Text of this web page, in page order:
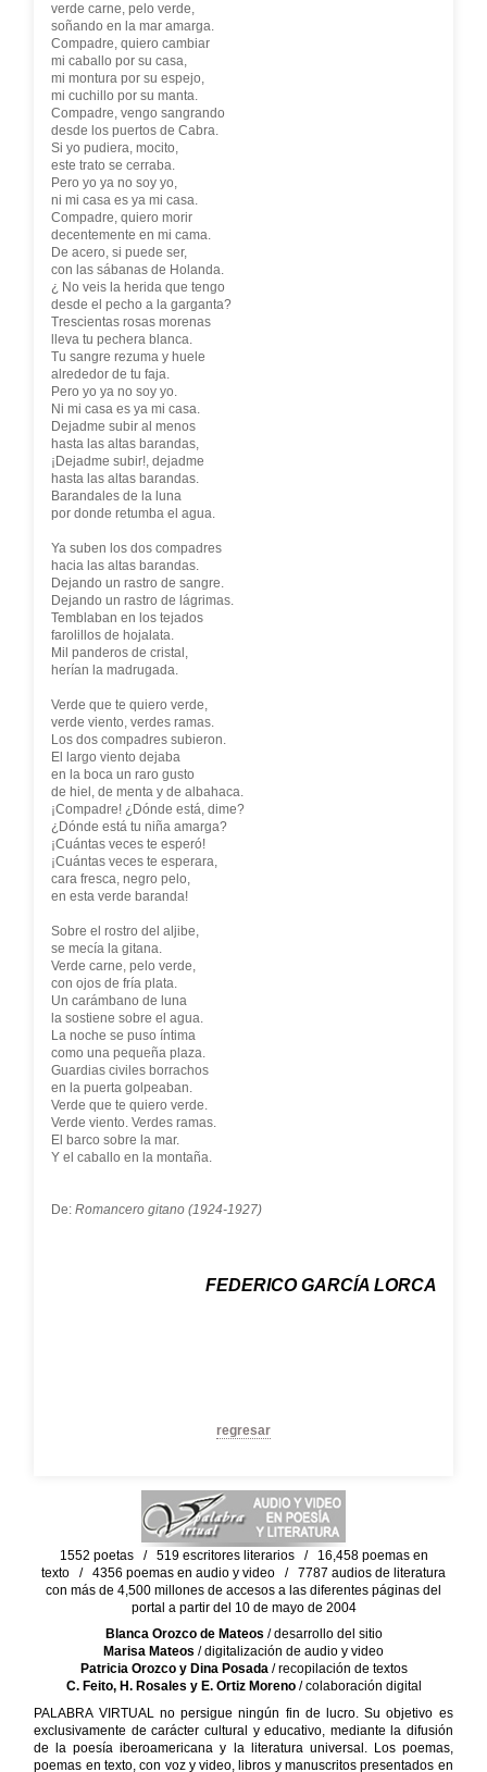
verde carne, pelo verde,
soñando en la mar amarga.
Compadre, quiero cambiar
mi caballo por su casa,
mi montura por su espejo,
mi cuchillo por su manta.
Compadre, vengo sangrando
desde los puertos de Cabra.
Si yo pudiera, mocito,
este trato se cerraba.
Pero yo ya no soy yo,
ni mi casa es ya mi casa.
Compadre, quiero morir
decentemente en mi cama.
De acero, si puede ser,
con las sábanas de Holanda.
¿ No veis la herida que tengo
desde el pecho a la garganta?
Trescientas rosas morenas
lleva tu pechera blanca.
Tu sangre rezuma y huele
alrededor de tu faja.
Pero yo ya no soy yo.
Ni mi casa es ya mi casa.
Dejadme subir al menos
hasta las altas barandas,
¡Dejadme subir!, dejadme
hasta las altas barandas.
Barandales de la luna
por donde retumba el agua.
Ya suben los dos compadres
hacia las altas barandas.
Dejando un rastro de sangre.
Dejando un rastro de lágrimas.
Temblaban en los tejados
farolillos de hojalata.
Mil panderos de cristal,
herían la madrugada.
Verde que te quiero verde,
verde viento, verdes ramas.
Los dos compadres subieron.
El largo viento dejaba
en la boca un raro gusto
de hiel, de menta y de albahaca.
¡Compadre! ¿Dónde está, dime?
¿Dónde está tu niña amarga?
¡Cuántas veces te esperó!
¡Cuántas veces te esperara,
cara fresca, negro pelo,
en esta verde baranda!
Sobre el rostro del aljibe,
se mecía la gitana.
Verde carne, pelo verde,
con ojos de fría plata.
Un carámbano de luna
la sostiene sobre el agua.
La noche se puso íntima
como una pequeña plaza.
Guardias civiles borrachos
en la puerta golpeaban.
Verde que te quiero verde.
Verde viento. Verdes ramas.
El barco sobre la mar.
Y el caballo en la montaña.
De: Romancero gitano (1924-1927)
FEDERICO GARCÍA LORCA
regresar
1552 poetas / 519 escritores literarios / 16,458 poemas en
texto / 4356 poemas en audio y video / 7787 audios de literatura
con más de 4,500 millones de accesos a las diferentes páginas del
portal a partir del 10 de mayo de 2004
Blanca Orozco de Mateos / desarrollo del sitio
Marisa Mateos / digitalización de audio y video
Patricia Orozco y Dina Posada/ recopilación de textos
C. Feito, H. Rosales y E. Ortiz Moreno/ colaboración digital
PALABRA VIRTUAL no persigue ningún fin de lucro. Su objetivo es
exclusivamente de carácter cultural y educativo, mediante la difusión
de la poesía iberoamericana y la literatura universal. Los poemas,
poemas en texto, con voz y video, libros y manuscritos presentados en